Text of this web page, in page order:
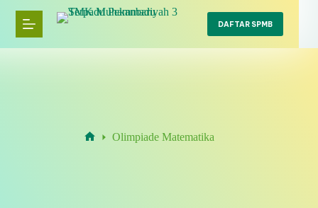
content
DAFTAR SPMB
Olimpiade Matematika